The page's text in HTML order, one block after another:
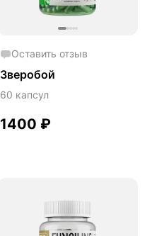
Оставить отзыв
Зверобой
60 капсул
1400 ₽